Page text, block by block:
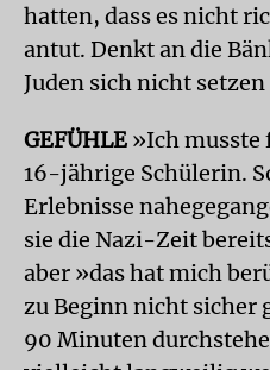
hatten, dass es nicht
antut. Denkt an die
Juden sich nicht
GEFÜHLE »Ich musste
16-jährige Schülerin.
Erlebnisse
sie die Nazi-Zeit
aber »das hat mich
zu Beginn nicht sicher
90 Minuten